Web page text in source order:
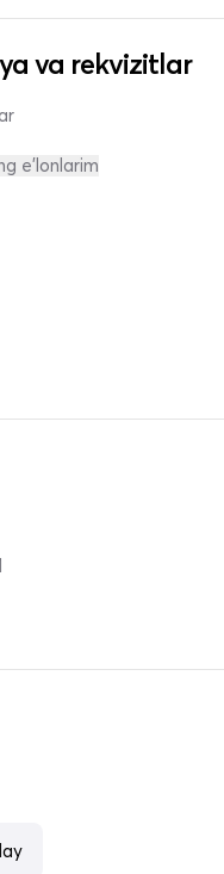
va rekvizitlar
e'lonlarim